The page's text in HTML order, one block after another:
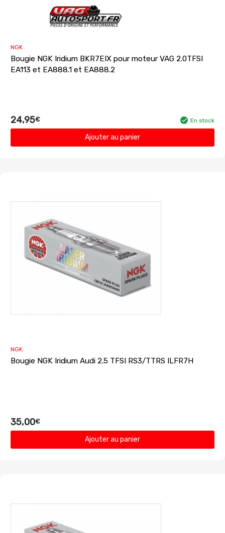
NGK
Bougie NGK Iridium BKR7EIX pour moteur VAG 2.0TFSI
EA113 et EA888.1 et EA888.2
24,95€ En stock
Ajouter au panier
NGK
Bougie NGK Iridium Audi 2.5 TFSI RS3/TTRS ILFR7H
35,00€
Ajouter au panier